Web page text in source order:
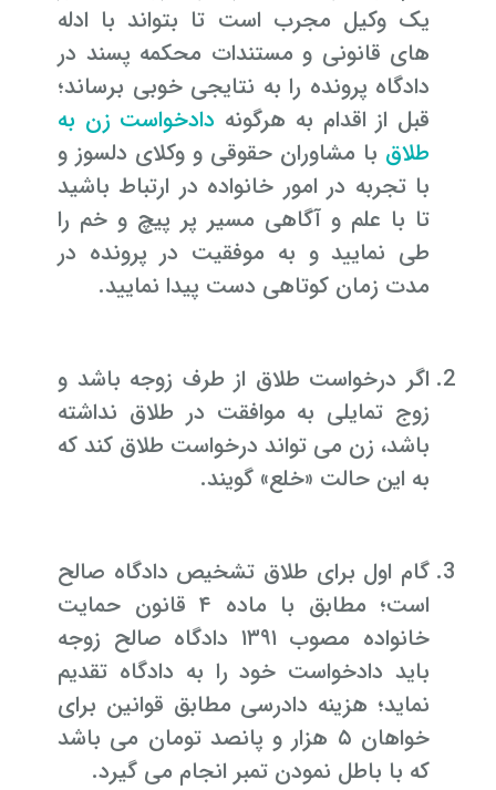
یک وکیل مجرب است تا بتواند با ادله
های قانونی و مستندات محکمه پسند در
دادگاه پرونده را به نتایجی خوبی برساند؛
قبل از اقدام به هرگونه دادخواست زن به
طلاق با مشاوران حقوقی و وکلای دلسوز و
با تجربه در امور خانواده در ارتباط باشید
تا با علم و آگاهی مسیر پر پیچ و خم را
طی نمایید و به موفقیت در پرونده در
مدت زمان کوتاهی دست پیدا نمایید.
اگر درخواست طلاق از طرف زوجه باشد و
زوج تمایلی به موافقت در طلاق نداشته
باشد، زن می تواند درخواست طلاق کند که
به این حالت «خلع» گویند.
گام اول برای طلاق تشخیص دادگاه صالح
است؛ مطابق با ماده ۴ قانون حمایت
خانواده مصوب ۱۳۹۱ دادگاه صالح زوجه
باید دادخواست خود را به دادگاه تقدیم
نماید؛ هزینه دادرسی مطابق قوانین برای
خواهان ۵ هزار و پانصد تومان می باشد
که با باطل نمودن تمبر انجام می گیرد.